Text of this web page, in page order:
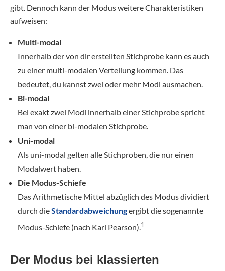
gibt. Dennoch kann der Modus weitere Charakteristiken
aufweisen:
Multi-modal
Innerhalb der von dir erstellten Stichprobe kann es auch
zu einer multi-modalen Verteilung kommen. Das
bedeutet, du kannst zwei oder mehr Modi ausmachen.
Bi-modal
Bei exakt zwei Modi innerhalb einer Stichprobe spricht
man von einer bi-modalen Stichprobe.
Uni-modal
Als uni-modal gelten alle Stichproben, die nur einen
Modalwert haben.
Die Modus-Schiefe
Das Arithmetische Mittel abzüglich des Modus dividiert
durch dieStandardabweichungergibt die sogenannte
Modus-Schiefe (nach Karl Pearson).1
Der Modus bei klassierten